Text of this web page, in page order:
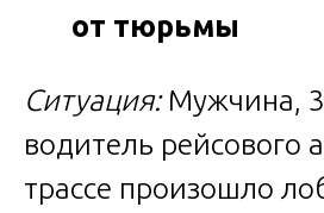
от тюрьмы
Ситуация:Мужчина,
водитель рейсового
трассе произошло